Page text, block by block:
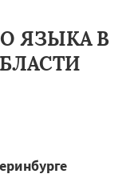
ЯЗЫКА В